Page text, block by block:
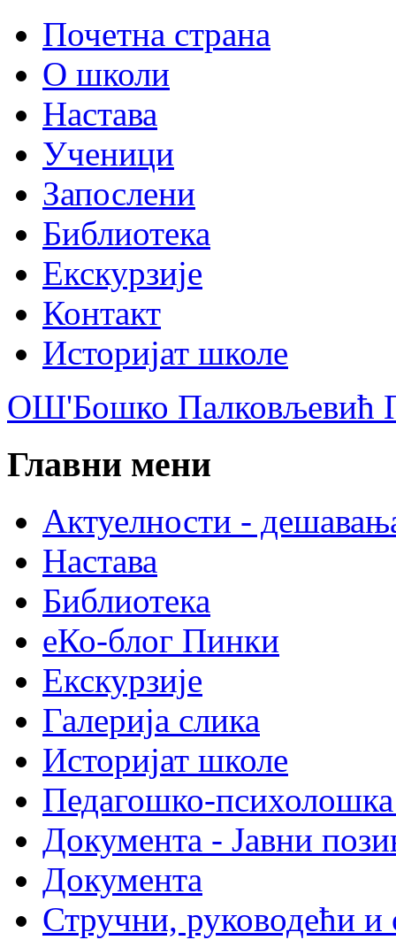
Почетна страна
О школи
Настава
Ученици
Запослени
Библиотека
Екскурзије
Контакт
Историјат школе
ОШ'Бошко Палковљевић
Главни мени
Актуелности -
Настава
Библиотека
еКо-блог Пинки
Екскурзије
Галерија слика
Историјат школе
Педагошко-психолошка
Документа - Јавни
Документа
Стручни, руководећи и